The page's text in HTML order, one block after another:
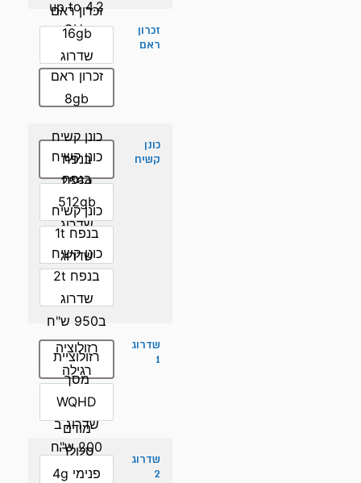
up to 4.2
GHz
זכרון
ראם
זכרון ראם
16gb
שדרוג
ב250 ש"ח
זכרון ראם
8gb
כונן
קשיח
כונן קשיח
בנפח
256g
כונן קשיח
בנפח
512gb
שדרוג
ב200 ש"ח
כונן קשיח
בנפח 1t
שדרוג
ב500 ש"ח
כונן קשיח
בנפח 2t
שדרוג
ב950 ש"ח
שדרוג
1
רזולוציה
רגילה
רזולוציית
מסך
WQHD
שדרוג ב
200 ש"ח
שדרוג
2
מודם
סלולרי
פנימי 4g